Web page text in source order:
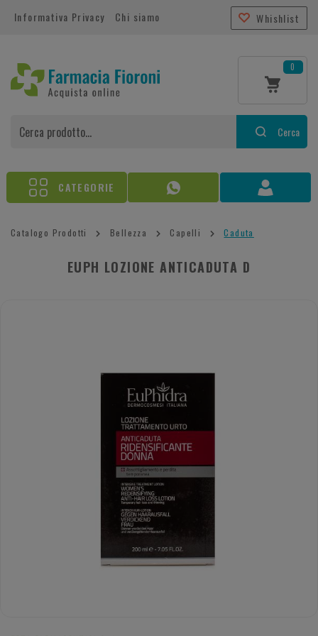
Informativa Privacy Chi siamo Whishlist
0
Cerca
CATEGORIE
Catalogo Prodotti Bellezza Capelli Caduta
EUPH LOZIONE ANTICADUTA D